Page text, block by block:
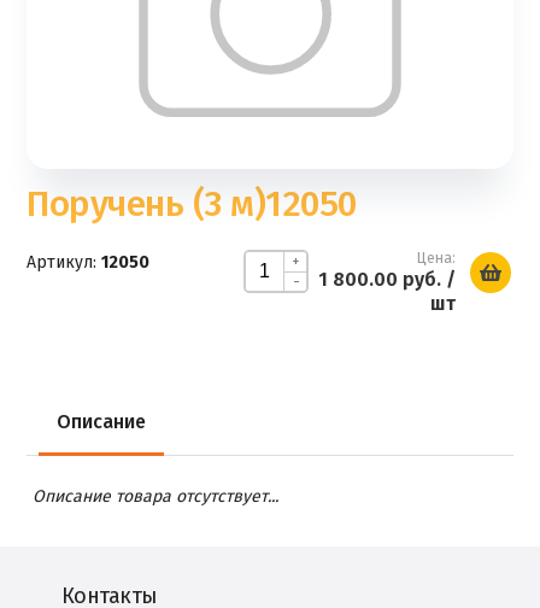
Поручень (3 м)12050
+
-
Цена:
1 800.00 руб./
шт
Артикул: 12050
Описание
Описание товара отсутствует...
Контакты